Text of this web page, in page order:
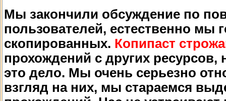
Мы закончили обсуждение по
пользователей, естественно мы
скопированных. Копипаст
прохождений с других ресурсов,
это дело. Мы очень серьезно
взгляд на них, мы стараемся